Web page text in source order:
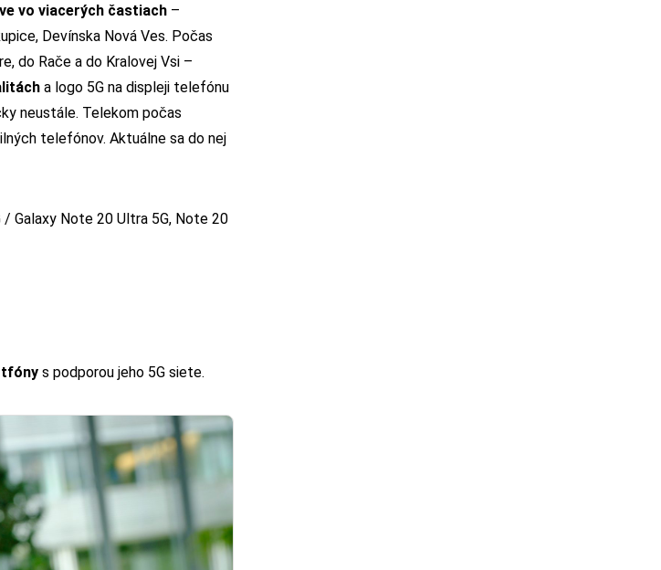
vo viacerých častiach –
Devínska Nová Ves. Počas
do Rače a do Kralovej Vsi –
a logo 5G na displeji telefónu
neustále. Telekom počas
telefónov. Aktuálne sa do nej
/ Galaxy Note 20 Ultra 5G, Note 20
s podporou jeho 5G siete.